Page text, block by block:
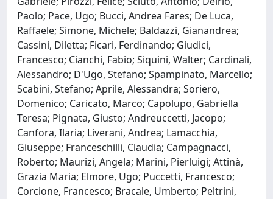
Paolo; Pace, Ugo; Bucci, Andrea Fares; De Luca,
Raffaele; Simone, Michele; Baldazzi, Gianandrea;
Cassini, Diletta; Ficari, Ferdinando; Giudici,
Francesco; Cianchi, Fabio; Siquini, Walter; Cardinali,
Alessandro; D'Ugo, Stefano; Spampinato, Marcello;
Scabini, Stefano; Aprile, Alessandra; Soriero,
Domenico; Caricato, Marco; Capolupo, Gabriella
Teresa; Pignata, Giusto; Andreuccetti, Jacopo;
Canfora, Ilaria; Liverani, Andrea; Lamacchia,
Giuseppe; Franceschilli, Claudia; Campagnacci,
Roberto; Maurizi, Angela; Marini, Pierluigi; Attinà,
Grazia Maria; Elmore, Ugo; Puccetti, Francesco;
Corcione, Francesco; Bracale, Umberto; Peltrini,